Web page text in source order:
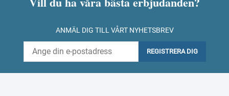
ANMÄL DIG TILL VÅRT NYHETSBREV
REGISTRERA DIG